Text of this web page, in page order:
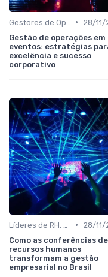
•
28/11/
Gestão de operações em
eventos: estratégias
excelência e sucesso
corporativo
•
28/11/
Como as conferências de
recursos humanos
transformam a gestão
empresarial no Brasil